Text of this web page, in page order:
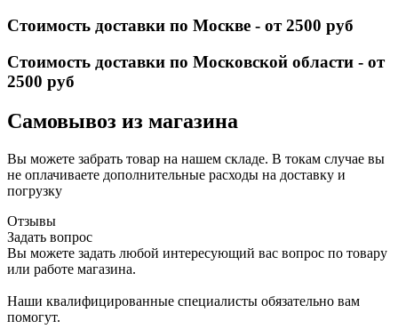
Стоимость доставки по Москве - от 2500 руб
Стоимость доставки по Московской области - от
2500 руб
Самовывоз из магазина
Вы можете забрать товар на нашем складе. В токам случае вы
не оплачиваете дополнительные расходы на доставку и
погрузку
Отзывы
Задать вопрос
Вы можете задать любой интересующий вас вопрос по товару
или работе магазина.
Наши квалифицированные специалисты обязательно вам
помогут.